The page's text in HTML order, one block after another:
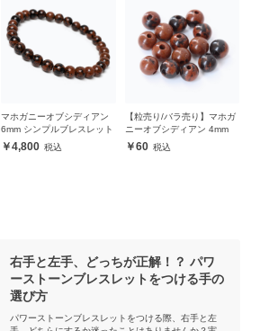
マホガニーオブシディアン
6mm シンプルブレスレット
4,800
【粒売り/バラ売り】マホガ
ニーオブシディアン 4mm
60
右手と左手、どっちが正解！？ パワ
ーストーンブレスレットをつける手の
選び方
パワーストーンブレスレットをつける際、右手と左